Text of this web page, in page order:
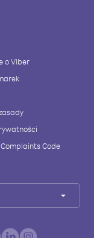
o Viber
Code